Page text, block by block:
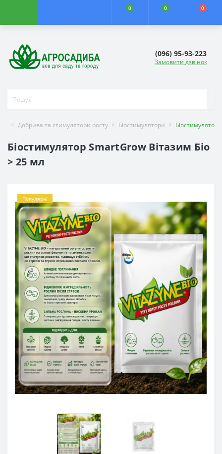
0 0 0
(096) 95-93-223
Замовити дзвінок
Добрива та стимулятори росту Біостимулятори Біостимулятор
Біостимулятор SmartGrow Вітазим Біо
> 25 мл
Популярні